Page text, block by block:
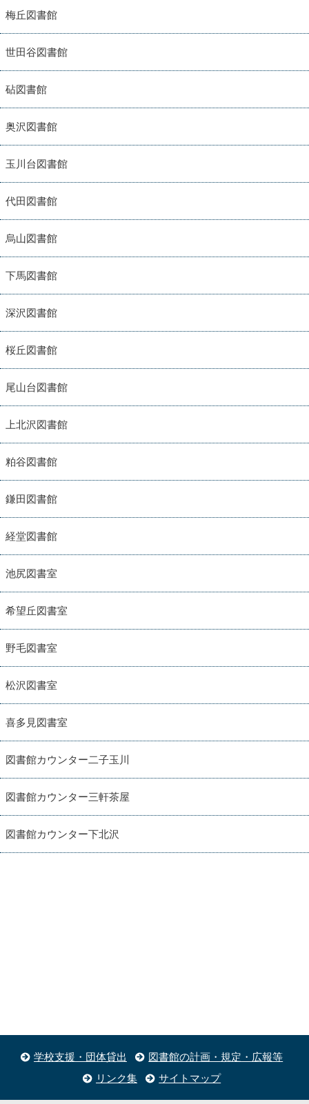
梅丘図書館
世田谷図書館
砧図書館
奥沢図書館
玉川台図書館
代田図書館
烏山図書館
下馬図書館
深沢図書館
桜丘図書館
尾山台図書館
上北沢図書館
粕谷図書館
鎌田図書館
経堂図書館
池尻図書室
希望丘図書室
野毛図書室
松沢図書室
喜多見図書室
図書館カウンター二子玉川
図書館カウンター三軒茶屋
図書館カウンター下北沢
学校支援・団体貸出
図書館の計画・規定・広報等
リンク集
サイトマップ